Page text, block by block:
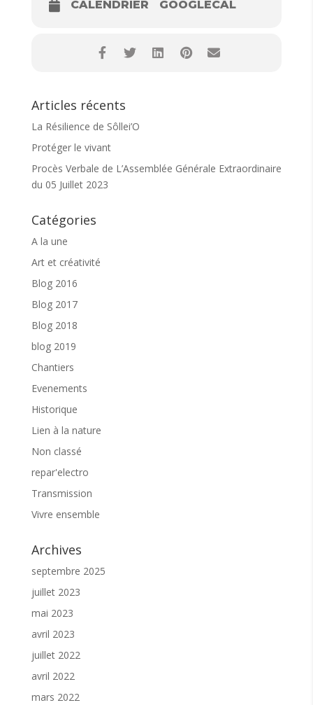
CALENDRIER GOOGLECAL
Articles récents
La Résilience de Sôllei’O
Protéger le vivant
Procès Verbale de L’Assemblée Générale Extraordinaire
du 05 Juillet 2023
Catégories
A la une
Art et créativité
Blog 2016
Blog 2017
Blog 2018
blog 2019
Chantiers
Evenements
Historique
Lien à la nature
Non classé
repar'electro
Transmission
Vivre ensemble
Archives
septembre 2025
juillet 2023
mai 2023
avril 2023
juillet 2022
avril 2022
mars 2022